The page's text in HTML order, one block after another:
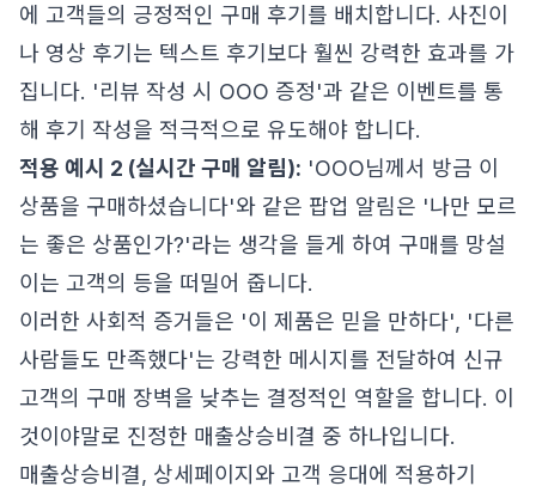
에 고객들의 긍정적인 구매 후기를 배치합니다. 사진이
나 영상 후기는 텍스트 후기보다 훨씬 강력한 효과를 가
집니다. '리뷰 작성 시 OOO 증정'과 같은 이벤트를 통
해 후기 작성을 적극적으로 유도해야 합니다.
적용 예시 2 (실시간 구매 알림): 'OOO님께서 방금 이
상품을 구매하셨습니다'와 같은 팝업 알림은 '나만 모르
는 좋은 상품인가?'라는 생각을 들게 하여 구매를 망설
이는 고객의 등을 떠밀어 줍니다.
이러한 사회적 증거들은 '이 제품은 믿을 만하다', '다른
사람들도 만족했다'는 강력한 메시지를 전달하여 신규
고객의 구매 장벽을 낮추는 결정적인 역할을 합니다. 이
것이야말로 진정한 매출상승비결 중 하나입니다.
매출상승비결, 상세페이지와 고객 응대에 적용하기